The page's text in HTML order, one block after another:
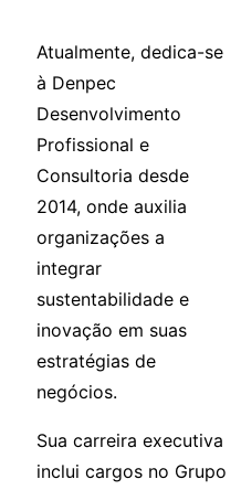
Atualmente, dedica-se
à Denpec
Desenvolvimento
Profissional e
Consultoria desde
2014, onde auxilia
organizações a
integrar
sustentabilidade e
inovação em suas
estratégias de
negócios.
Sua carreira executiva
inclui cargos no Grupo